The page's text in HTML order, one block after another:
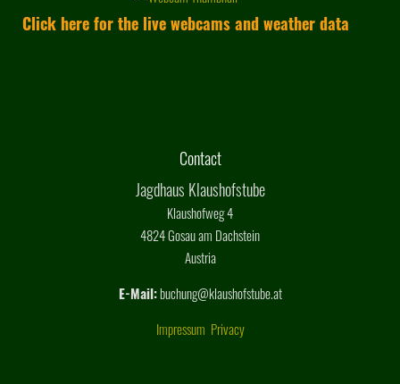
Click here for the live webcams and weather data
Contact
Jagdhaus Klaushofstube
Klaushofweg 4
4824 Gosau am Dachstein
Austria
E-Mail:buchung@klaushofstube.at
Impressum Privacy